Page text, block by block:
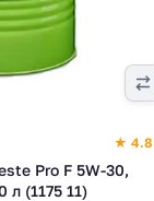
★ 4.8
Pro F 5W-30,
л (1175 11)